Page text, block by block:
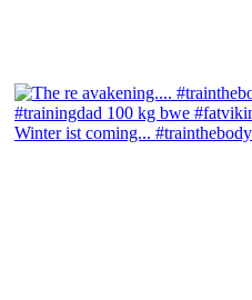
Winter ist coming...